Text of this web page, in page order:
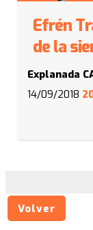
Efrén
de la
Explanada
14/09/2018
Volver